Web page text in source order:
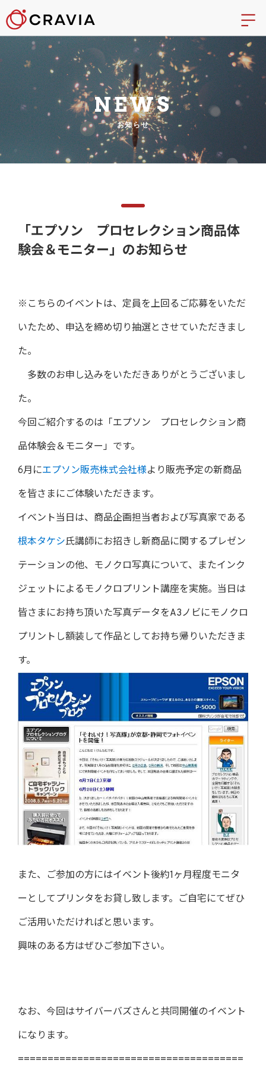
NEWS
お知らせ
「エプソン プロセレクション商品体
験会＆モニター」のお知らせ
※こちらのイベントは、定員を上回るご応募をいただ
いたため、申込を締め切り抽選とさせていただきまし
た。
多数のお申し込みをいただきありがとうございまし
た。
今回ご紹介するのは「エプソン プロセレクション商
品体験会＆モニター」です。
6月にエプソン販売株式会社様より販売予定の新商品
を皆さまにご体験いただきます。
イベント当日は、商品企画担当者および写真家である
根本タケシ氏講師にお招きし新商品に関するプレゼン
テーションの他、モノクロ写真について、またインク
ジェットによるモノクロプリント講座を実施。当日は
皆さまにお持ち頂いた写真データをA3ノビにモノクロ
プリントし額装して作品としてお持ち帰りいただきま
す。
また、ご参加の方にはイベント後約1ヶ月程度モニタ
ーとしてプリンタをお貸し致します。ご自宅にてぜひ
ご活用いただければと思います。
興味のある方はぜひご参加下さい。
なお、今回はサイバーバズさんと共同開催のイベント
になります。
======================================